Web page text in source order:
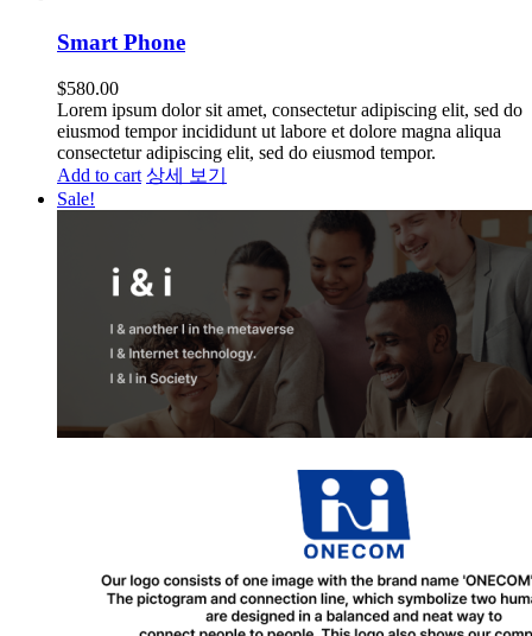
Smart Phone
$580.00
Lorem ipsum dolor sit amet, consectetur adipiscing elit, sed do
eiusmod tempor incididunt ut labore et dolore magna aliqua
consectetur adipiscing elit, sed do eiusmod tempor.
Add to cart 상세 보기
Sale!